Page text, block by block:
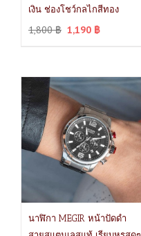
เงิน ช่องโชว์กลไกสีทอง
1,800฿ 1,190 ฿
นาฬิกา MEGIR หน้าปัดดำ